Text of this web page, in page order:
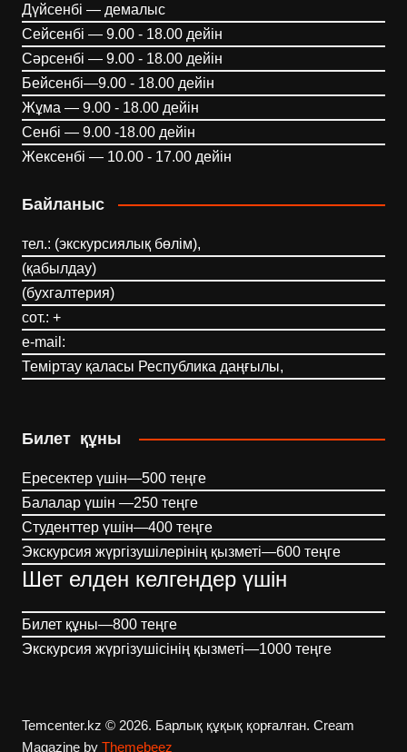
Дүйсенбі — демалыс
Сейсенбі — 9.00 - 18.00 дейін
Сәрсенбі — 9.00 - 18.00 дейін
Бейсенбі—9.00 - 18.00 дейін
Жұма — 9.00 - 18.00 дейін
Сенбі — 9.00 -18.00 дейін
Жексенбі — 10.00 - 17.00 дейін
Байланыс
тел.: (экскурсиялық бөлім),
(қабылдау)
(бухгалтерия)
сот.: +
e-mail:
Теміртау қаласы Республика даңғылы,
Билет құны
Ересектер үшін—500 теңге
Балалар үшін —250 теңге
Студенттер үшін—400 теңге
Экскурсия жүргізушілерінің қызметі—600 теңге
Шет елден келгендер үшін
Билет құны—800 теңге
Экскурсия жүргізушісінің қызметі—1000 теңге
Temcenter.kz © 2026. Барлық құқық қорғалған. Cream
Magazine by Themebeez